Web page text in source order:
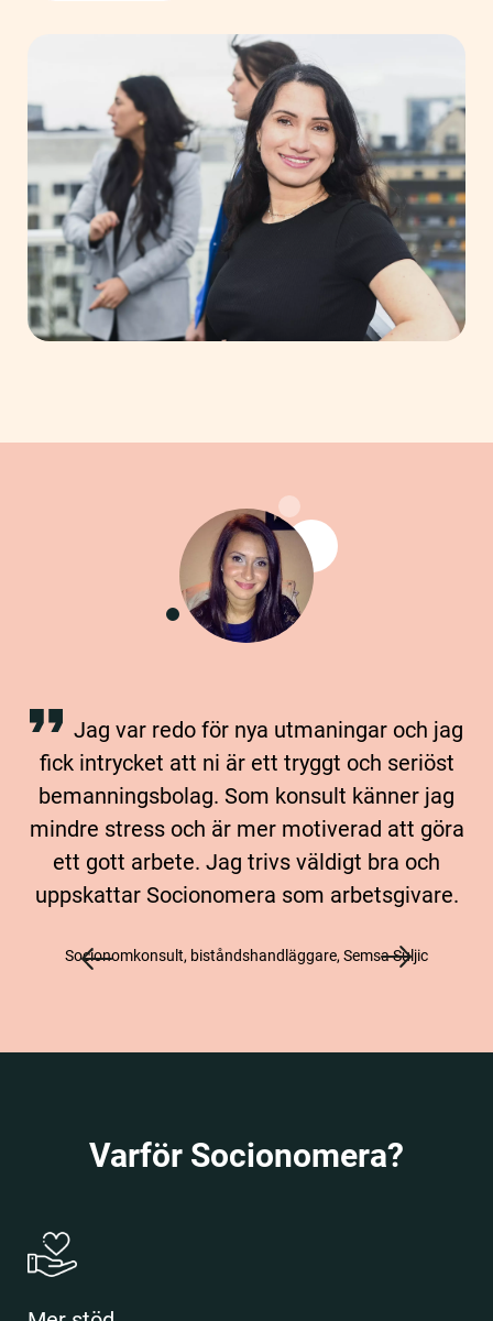
Jag var redo för nya utmaningar och jag
fick intrycket att ni är ett tryggt och seriöst
bemanningsbolag. Som konsult känner jag
mindre stress och är mer motiverad att göra
ett gott arbete. Jag trivs väldigt bra och
uppskattar Socionomera som arbetsgivare.
Socionomkonsult, biståndshandläggare, Semsa Suljic
Varför Socionomera?